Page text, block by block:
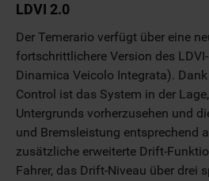
LDVI 2.0
Der Temerario verfügt über eine
fortschrittlichere Version des
Dinamica Veicolo Integrata).
Control ist das System in der
Untergrunds vorherzusehen und
und Bremsleistung entsprechend
zusätzliche erweiterte Drift-
Fahrer, das Drift-Niveau über drei